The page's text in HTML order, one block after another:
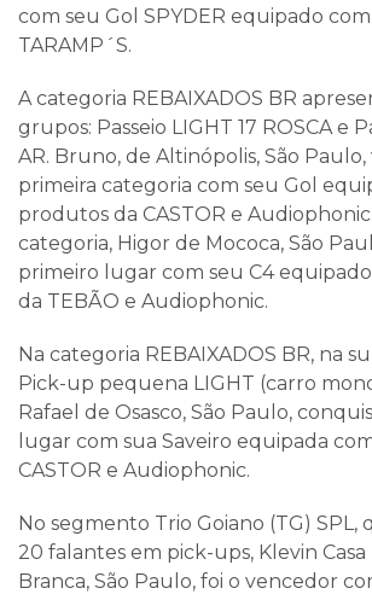
com seu Gol SPYDER equipado
TARAMP´S.
A categoria REBAIXADOS BR
grupos: Passeio LIGHT 17 ROSCA e
AR. Bruno, de Altinópolis, São
primeira categoria com seu Gol
produtos da CASTOR e
categoria, Higor de Mococa, São
primeiro lugar com seu C4
da TEBÃO e Audiophonic.
Na categoria REBAIXADOS BR, na
Pick-up pequena LIGHT (carro
Rafael de Osasco, São Paulo,
lugar com sua Saveiro equipada
CASTOR e Audiophonic.
No segmento Trio Goiano (TG)
20 falantes em pick-ups, Klevin Casa
Branca, São Paulo, foi o vencedor